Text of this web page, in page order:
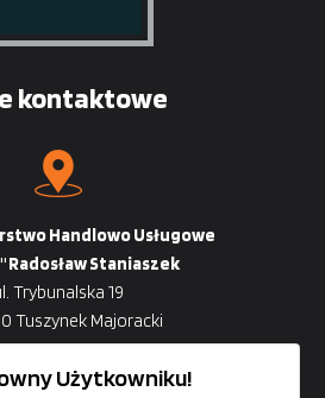
kontaktowe
Handlowo Usługowe
Radosław Staniaszek
Trybunalska 19
Tuszynek Majoracki
Użytkowniku!